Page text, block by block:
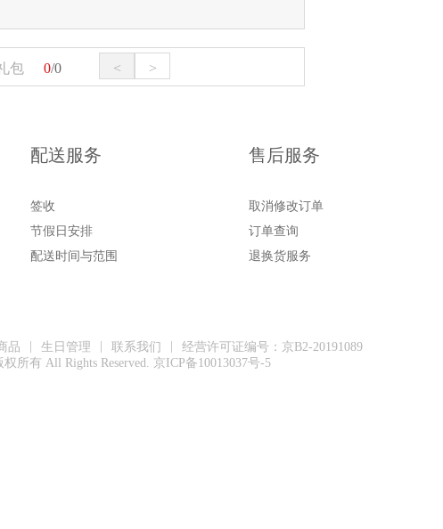
包 0/0 < >
配送服务
签收
节假日安排
配送时间与范围
售后服务
取消修改订单
订单查询
退换货服务
品 | 生日管理 | 联系我们 |
经营许可证编号：京B2-20191089
所有 All Rights Reserved. 京ICP备10013037号-5